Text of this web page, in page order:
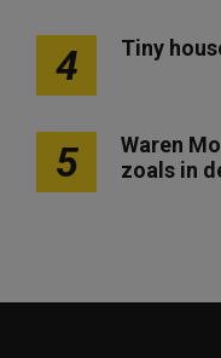
4 Tiny
5
Waren
zoals in